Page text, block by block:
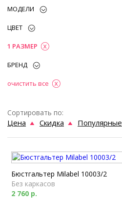
МОДЕЛИ
ЦВЕТ
1 РАЗМЕР
БРЕНД
очистить все
Сортировать по:
Цена Скидка Популярные
Бюстгальтер Milabel 10003/2
Без каркасов
2 760 р.